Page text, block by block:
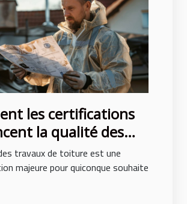
les certifications
la qualité des
de toiture
travaux de toiture est une
majeure pour quiconque souhaite